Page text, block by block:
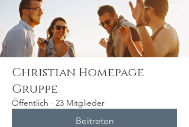
Christian Homepage
Gruppe
Öffentlich · 23 Mitglieder
Beitreten